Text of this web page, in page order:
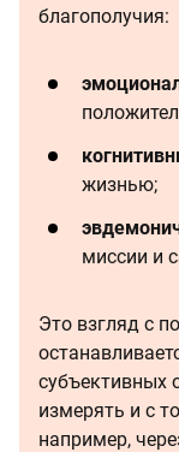
благополучия:
жизнью;
миссии и
Это взгляд с
субъективных
измерять и с
например,